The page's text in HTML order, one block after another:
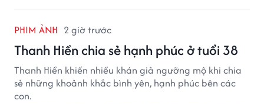
PHIM ẢNH 2 giờ trước
Thanh Hiền chia sẻ hạnh phúc ở tuổi 38
Thanh Hiền khiến nhiều khán giả ngưỡng mộ khi chia
sẻ những khoảnh khắc bình yên, hạnh phúc bên các
con.